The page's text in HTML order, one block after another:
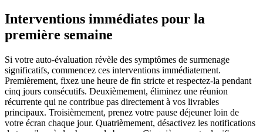
Interventions immédiates pour la
première semaine
Si votre auto-évaluation révèle des symptômes de surmenage
significatifs, commencez ces interventions immédiatement.
Premièrement, fixez une heure de fin stricte et respectez-la pendant
cinq jours consécutifs. Deuxièmement, éliminez une réunion
récurrente qui ne contribue pas directement à vos livrables
principaux. Troisièmement, prenez votre pause déjeuner loin de
votre écran chaque jour. Quatrièmement, désactivez les notifications